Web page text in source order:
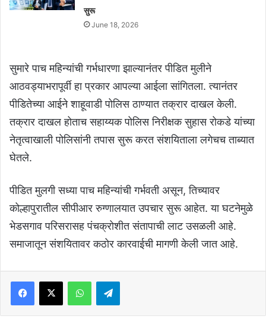
सुरू
June 18, 2026
सुमारे पाच महिन्यांची गर्भधारणा झाल्यानंतर पीडित मुलीने
आठवड्याभरापूर्वी हा प्रकार आपल्या आईला सांगितला. त्यानंतर
पीडितेच्या आईने शाहूवाडी पोलिस ठाण्यात तक्रार दाखल केली.
तक्रार दाखल होताच सहाय्यक पोलिस निरीक्षक सुहास रोकडे यांच्या
नेतृत्वाखाली पोलिसांनी तपास सुरू करत संशयिताला लगेचच ताब्यात
घेतले.
पीडित मुलगी सध्या पाच महिन्यांची गर्भवती असून, तिच्यावर
कोल्हापुरातील सीपीआर रुग्णालयात उपचार सुरू आहेत. या घटनेमुळे
भेडसगाव परिसरासह पंचक्रोशीत संतापाची लाट उसळली आहे.
समाजातून संशयितावर कठोर कारवाईची मागणी केली जात आहे.
Facebook
X WhatsAppTelegram